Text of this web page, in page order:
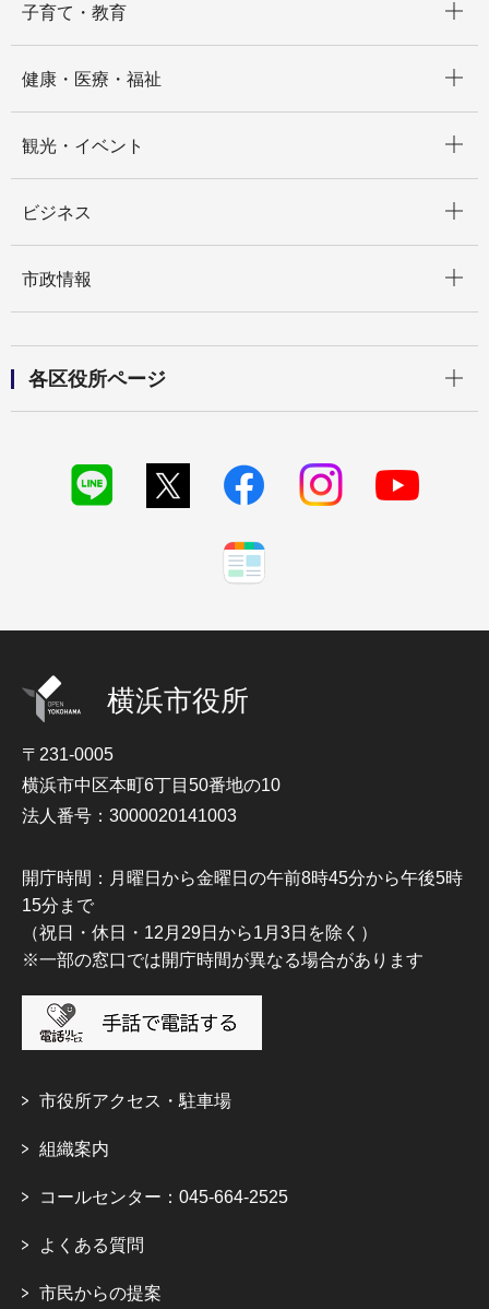
子育て・教育
健康・医療・福祉
観光・イベント
ビジネス
市政情報
各区役所ページ
横浜市役所
〒231-0005
横浜市中区本町6丁目50番地の10
法人番号：3000020141003
開庁時間：月曜日から金曜日の午前8時45分から午後5時
15分まで
（祝日・休日・12月29日から1月3日を除く）
※一部の窓口では開庁時間が異なる場合があります
市役所アクセス・駐車場
組織案内
コールセンター：045-664-2525
よくある質問
市民からの提案